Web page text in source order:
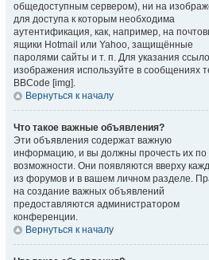
общедоступным сервером), ни на
для доступа к которым необходима
аутентификация, как, например, на
ящики Hotmail или Yahoo, защищённые
паролями сайты и т. п. Для указания
изображения используйте в сообщениях
BBCode [img].
Вернуться к началу
Что такое важные объявления?
Эти объявления содержат важную
информацию, и вы должны прочесть их по
возможности. Они появляются вверху
из форумов и в вашем личном разделе.
на создание важных объявлений
предоставляются администратором
конференции.
Вернуться к началу